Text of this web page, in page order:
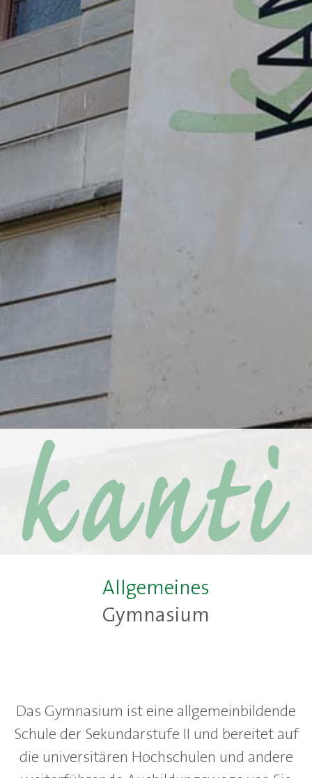
Allgemeines
Gymnasium
Das Gymnasium ist eine allgemeinbildende
Schule der Sekundarstufe II und bereitet auf
die universitären Hochschulen und andere